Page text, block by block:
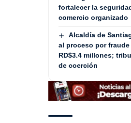
fortalecer la
comercio organizado
Alcaldía de
al proceso por
RD$3.4 millones;
de coerción